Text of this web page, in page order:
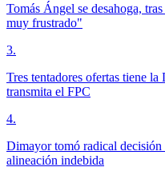
Tomás Ángel se desahoga,
muy frustrado"
3.
Tres tentadores ofertas tiene
transmita el FPC
4.
Dimayor tomó radical
alineación indebida